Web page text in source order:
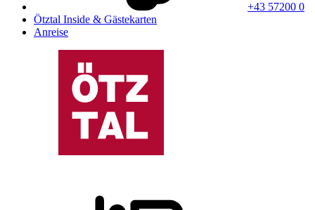
+43 57200 0
Ötztal Inside & Gästekarten
Anreise